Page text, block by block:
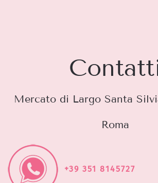
Mercato di Largo Santa
Roma
+39 351 8145727